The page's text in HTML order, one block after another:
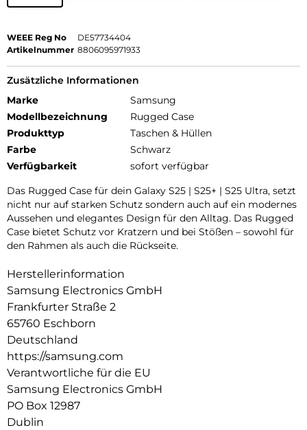
WEEE Reg No
DE57734404
Artikelnummer 8806095971933
Zusätzliche Informationen
Marke
Samsung
Modellbezeichnung
Rugged Case
Produkttyp
Taschen & Hüllen
Farbe
Schwarz
Verfügbarkeit
sofort verfügbar
Das Rugged Case für dein Galaxy S25 | S25+ | S25 Ultra, setzt
nicht nur auf starken Schutz sondern auch auf ein modernes
Aussehen und elegantes Design für den Alltag. Das Rugged
Case bietet Schutz vor Kratzern und bei Stößen – sowohl für
den Rahmen als auch die Rückseite.
Herstellerinformation
Samsung Electronics GmbH
Frankfurter Straße 2
65760 Eschborn
Deutschland
https://samsung.com
Verantwortliche für die EU
Samsung Electronics GmbH
PO Box 12987
Dublin